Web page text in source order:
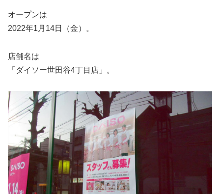
オープンは
2022年1月14日（金）。
店舗名は
「ダイソー世田谷4丁目店」。